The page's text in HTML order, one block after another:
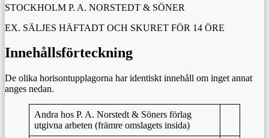
STOCKHOLM P. A. NORSTEDT & SÖNER
EX. SÄLJES HÄFTADT OCH SKURET FÖR 14 ÖRE
Innehållsförteckning
De olika horisontupplagorna har identiskt innehåll om inget annat
anges nedan.
Andra hos P. A. Norstedt & Söners förlag
utgivna arbeten (främre omslagets insida)